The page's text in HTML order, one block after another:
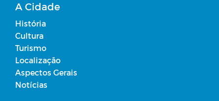
A Cidade
História
Cultura
Turismo
Localização
Aspectos Gerais
Notícias